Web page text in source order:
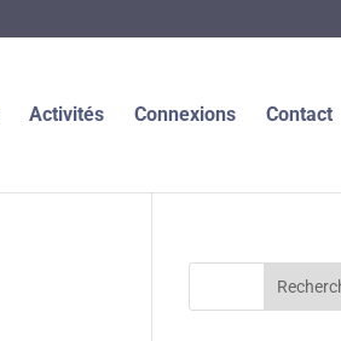
Activités Connexions Contact